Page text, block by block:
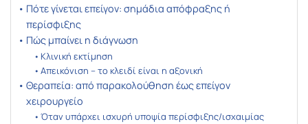
Πότε γίνεται επείγον: σημάδια απόφραξης ή
περίσφιξης
Πώς μπαίνει η διάγνωση
Κλινική εκτίμηση
Απεικόνιση – το κλειδί είναι η αξονική
Θεραπεία: από παρακολούθηση έως επείγον
χειρουργείο
Όταν υπάρχει ισχυρή υποψία περίσφιξης/ισχαιμίας